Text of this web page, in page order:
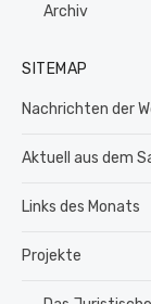
Archiv
SITEMAP
Nachrichten der
Aktuell aus dem
Links des Monats
Projekte